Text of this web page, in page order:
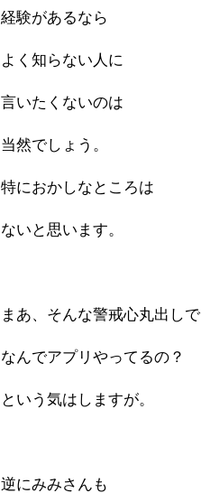
経験があるなら
よく知らない人に
言いたくないのは
当然でしょう。
特におかしなところは
ないと思います。
まあ、そんな警戒心丸出しで
なんでアプリやってるの？
という気はしますが。
逆にみみさんも